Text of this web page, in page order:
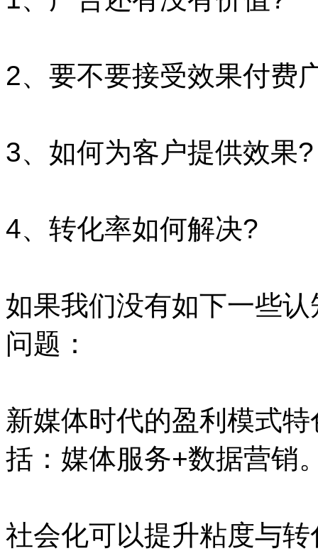
2、要不要接受效果付费
3、如何为客户提供效果?
4、转化率如何解决?
如果我们没有如下一些
问题：
新媒体时代的盈利模式
括：媒体服务+数据营销
社会化可以提升粘度与